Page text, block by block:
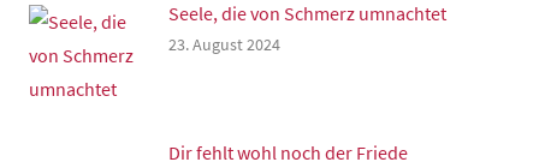
Seele, die von Schmerz umnachtet
23. August 2024
Dir fehlt wohl noch der Friede